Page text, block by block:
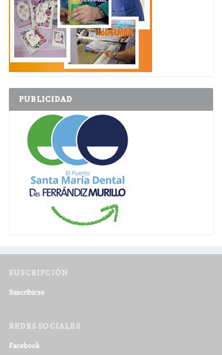
PUBLICIDAD
SUSCRIPCIÓN
Suscribirse
REDES SOCIALES
Facebook